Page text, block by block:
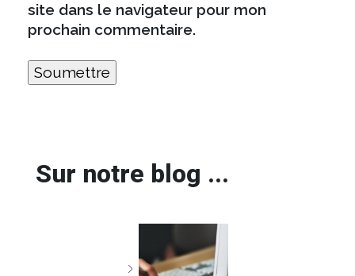
site dans le navigateur pour mon
prochain commentaire.
Sur notre blog ...